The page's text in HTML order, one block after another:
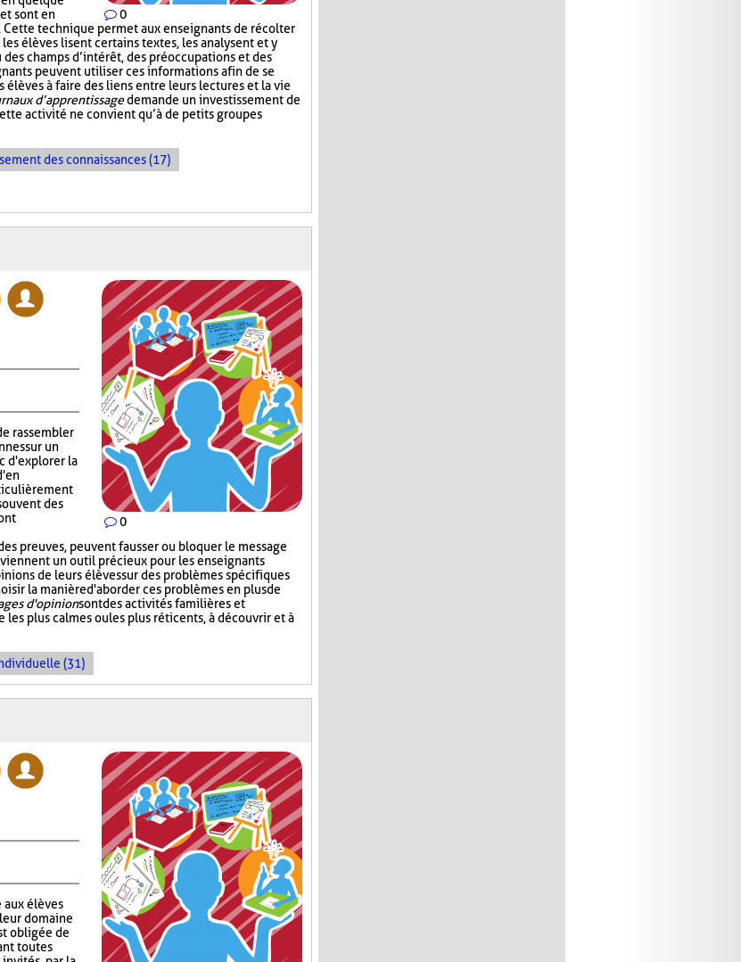
0
sont en
Cette technique permet aux enseignants de récolter
élèves lisent certains textes, les analysent et y
champs d’intérêt, des préoccupations et des
peuvent utiliser ces informations afin de se
à faire des liens entre leurs lectures et la vie
d’apprentissagedemande un investissement de
activité ne convient qu’à de petits groupes
des connaissances (17)
0
rassembler
sur un
d'explorer la
des
preuves, peuvent fausser ou bloquer le message
un outil précieux pour les enseignants
de leurs élèves sur des problèmes spécifiques
la manière d'aborder ces problèmes en plus de
d'opinionsont des activités familières et
plus calmes ou les plus réticents, à découvrir et à
(31)
élèves
domaine
obligée de
toutes